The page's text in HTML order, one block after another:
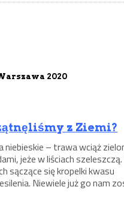
2020
z Ziemi?
niebieskie – trawa wciąż
jeże w liściach
sączące się kropelki kwasu
Niewiele już go nam